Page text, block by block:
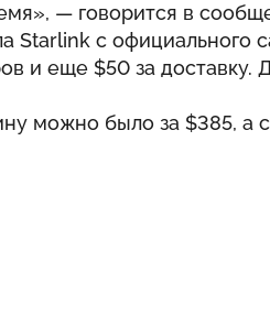
— говорится в
Starlink с официального
и еще $50 за доставку.
можно было за $385, а